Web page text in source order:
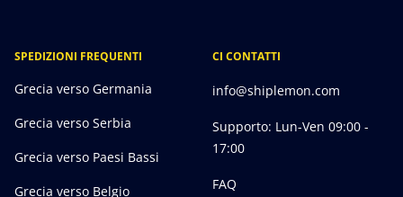
SPEDIZIONI FREQUENTI
Grecia verso Germania
Grecia verso Serbia
Grecia verso Paesi Bassi
Grecia verso Belgio
CI CONTATTI
info@shiplemon.com
Supporto: Lun-Ven 09:00 -
17:00
FAQ